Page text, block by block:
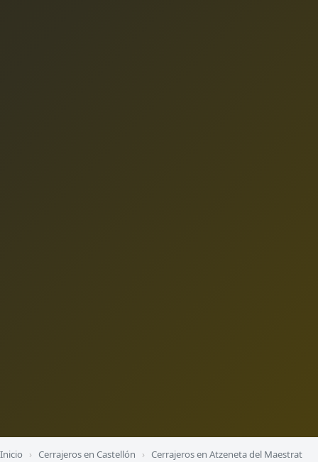
Inicio › Cerrajeros en Castellón › Cerrajeros en Atzeneta del Maestrat